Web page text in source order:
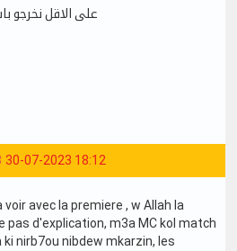
على الاقل نخرجو
30-07-2023 18:12
avec la premiere , w Allah la
pas d'explication, m3a MC kol match
nirb7ou nibdew mkarzin, les